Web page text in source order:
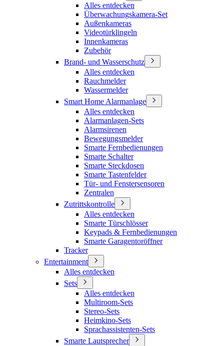
Alles entdecken
Überwachungskamera-Set
Außenkameras
Videotürklingeln
Innenkameras
Zubehör
Brand- und Wasserschutz
Alles entdecken
Rauchmelder
Wassermelder
Smart Home Alarmanlage
Alles entdecken
Alarmanlagen-Sets
Alarmsirenen
Bewegungsmelder
Smarte Fernbedienungen
Smarte Schalter
Smarte Steckdosen
Smarte Tastenfelder
Tür- und Fenstersensoren
Zentralen
Zutrittskontrolle
Alles entdecken
Smarte Türschlösser
Keypads & Fernbedienungen
Smarte Garagentoröffner
Tracker
Entertainment
Alles entdecken
Sets
Alles entdecken
Multiroom-Sets
Stereo-Sets
Heimkino-Sets
Sprachassistenten-Sets
Smarte Lautsprecher